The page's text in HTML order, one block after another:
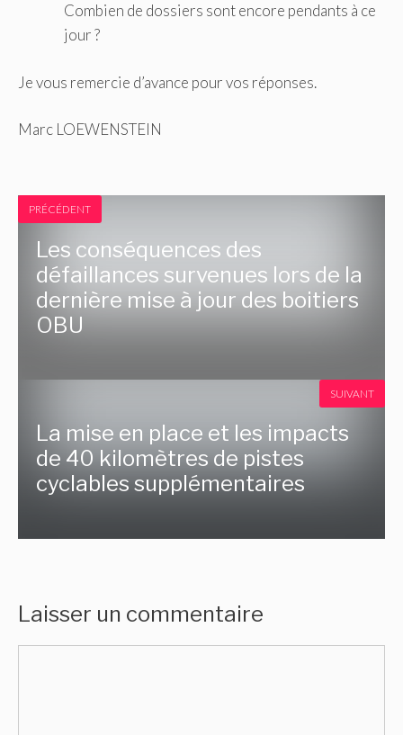
Combien de dossiers sont encore pendants à ce
jour ?
Je vous remercie d’avance pour vos réponses.
Marc LOEWENSTEIN
PRÉCÉDENT
Les conséquences des
défaillances survenues lors de la
dernière mise à jour des boitiers
OBU
La mise en place et les impacts
de 40 kilomètres de pistes
cyclables supplémentaires
SUIVANT
Laisser un commentaire